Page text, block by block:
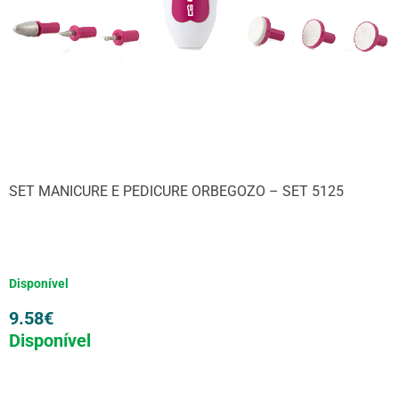
SET MANICURE E PEDICURE ORBEGOZO – SET 5125
Disponível
9.58€
Disponível